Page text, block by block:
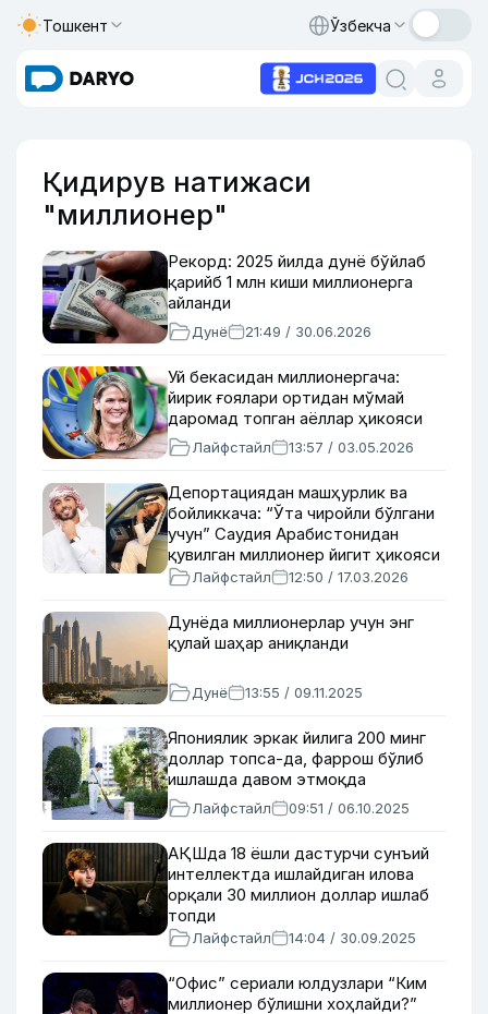
Тошкент Ўзбекча
Қидирув натижаси
"миллионер"
Рекорд: 2025 йилда дунё бўйлаб
қарийб 1 млн киши миллионерга
айланди
Дунё 21:49 / 30.06.2026
Уй бекасидан миллионергача:
йирик ғоялари ортидан мўмай
даромад топган аёллар ҳикояси
Лайфстайл 13:57 / 03.05.2026
Депортациядан машҳурлик ва
бойликкача: “Ўта чиройли бўлгани
учун” Саудия Арабистонидан
қувилган миллионер йигит ҳикояси
Лайфстайл 12:50 / 17.03.2026
Дунёда миллионерлар учун энг
қулай шаҳар аниқланди
Дунё 13:55 / 09.11.2025
Япониялик эркак йилига 200 минг
доллар топса-да, фаррош бўлиб
ишлашда давом этмоқда
Лайфстайл 09:51 / 06.10.2025
АҚШда 18 ёшли дастурчи сунъий
интеллектда ишлайдиган илова
орқали 30 миллион доллар ишлаб
топди
Лайфстайл 14:04 / 30.09.2025
“Офис” сериали юлдузлари “Ким
миллионер бўлишни хоҳлайди?”